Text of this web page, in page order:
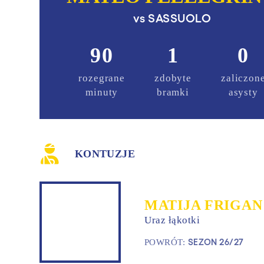
vs SASSUOLO
90
rozegrane
minuty
1
zdobyte
bramki
0
asysty
KONTUZJE
MATIJA FRIGAN
Uraz łąkotki
POWRÓT: SEZON 26/27